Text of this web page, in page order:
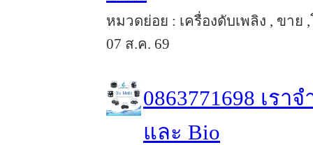
หมวดย่อย : เครื่องดับเพลิง , ขาย
07 ส.ค. 69
0863771698 เรา
และ Bio